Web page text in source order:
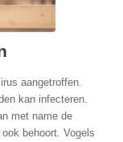
aangetroffen.
kan infecteren.
met name de
behoort. Vogels